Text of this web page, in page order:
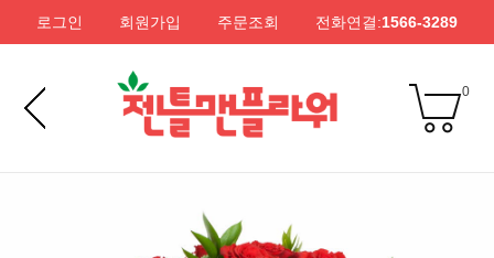
로그인 회원가입 주문조회 전화연결:1566-3289
0